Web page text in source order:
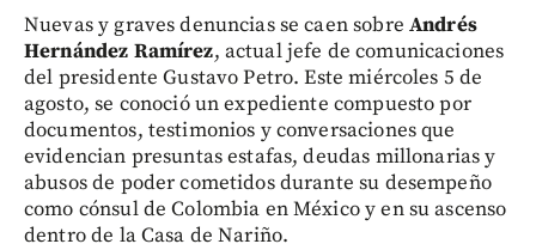
Nuevas y graves denuncias se caen sobre Andrés
Hernández Ramírez, actual jefe de comunicaciones
del presidente Gustavo Petro. Este miércoles 5 de
agosto, se conoció un expediente compuesto por
documentos, testimonios y conversaciones que
evidencian presuntas estafas, deudas millonarias y
abusos de poder cometidos durante su desempeño
como cónsul de Colombia en México y en su ascenso
dentro de la Casa de Nariño.